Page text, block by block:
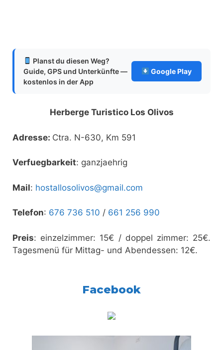
Planst du diesen Weg?
Guide, GPS und Unterkünfte —
kostenlos in der App
Google Play
Herberge Turistico Los Olivos
Adresse: Ctra. N-630, Km 591
Verfuegbarkeit: ganzjaehrig
Mail: hostallosolivos@gmail.com
Telefon: 676 736 510 / 661 256 990
Preis: einzelzimmer: 15€ / doppel zimmer: 25€.
Tagesmenü für Mittag- und Abendessen: 12€.
Facebook